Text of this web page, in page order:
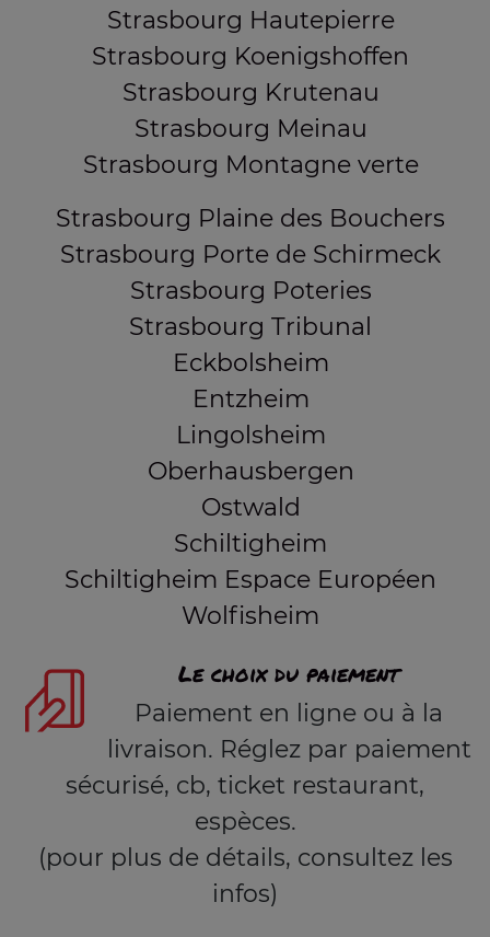
Strasbourg Hautepierre
Strasbourg Koenigshoffen
Strasbourg Krutenau
Strasbourg Meinau
Strasbourg Montagne verte
Strasbourg Plaine des Bouchers
Strasbourg Porte de Schirmeck
Strasbourg Poteries
Strasbourg Tribunal
Eckbolsheim
Entzheim
Lingolsheim
Oberhausbergen
Ostwald
Schiltigheim
Schiltigheim Espace Européen
Wolfisheim
Le choix du paiement
Paiement en ligne ou à la
livraison. Réglez par paiement
sécurisé, cb, ticket restaurant,
espèces.
(pour plus de détails, consultez les
infos)